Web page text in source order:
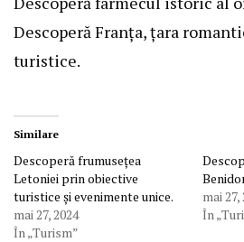
Descoperă Franța, țara
turistice.
Similare
Descoperă frumusețea
Letoniei prin obiective
turistice și evenimente unice.
mai 27, 2024
În „Turism”
mai 27,
În